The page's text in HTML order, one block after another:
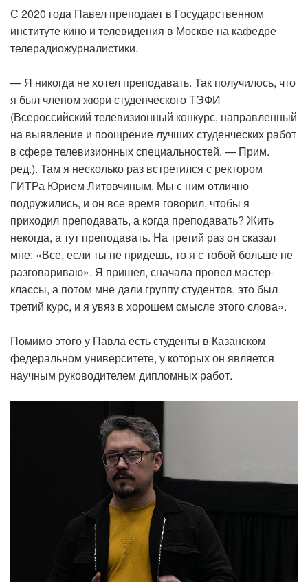
С 2020 года Павел преподает в Государственном
институте кино и телевидения в Москве на кафедре
телерадиожурналистики.
— Я никогда не хотел преподавать. Так получилось, что
я был членом жюри студенческого ТЭФИ
(Всероссийский телевизионный конкурс, направленный
на выявление и поощрение лучших студенческих работ
в сфере телевизионных специальностей. — Прим.
ред.). Там я несколько раз встретился с ректором
ГИТРа Юрием Литовчиным. Мы с ним отлично
подружились, и он все время говорил, чтобы я
приходил преподавать, а когда преподавать? Жить
некогда, а тут преподавать. На третий раз он сказал
мне: «Все, если ты не придешь, то я с тобой больше не
разговариваю». Я пришел, сначала провел мастер-
классы, а потом мне дали группу студентов, это был
третий курс, и я увяз в хорошем смысле этого слова».
Помимо этого у Павла есть студенты в Казанском
федеральном университете, у которых он является
научным руководителем дипломных работ.